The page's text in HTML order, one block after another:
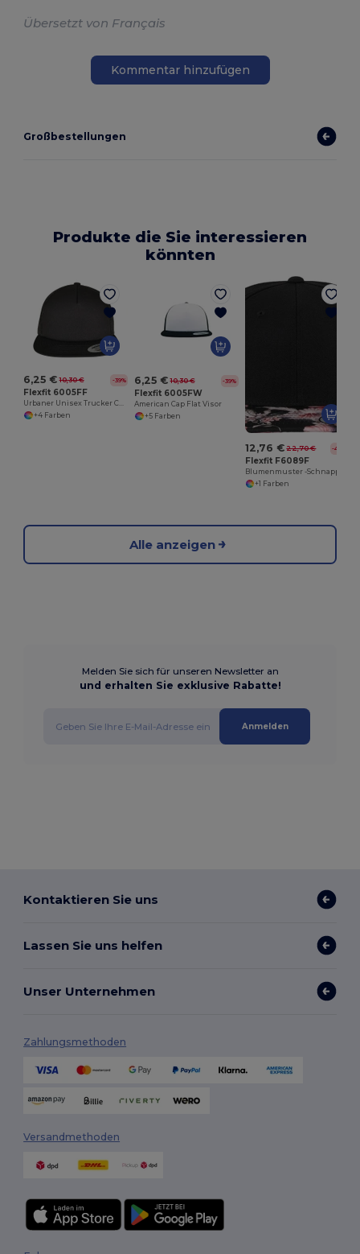
Übersetzt von Français
Kommentar hinzufügen
Großbestellungen
Produkte die Sie interessieren
könnten
6,25 € 10,30 € -39%
Flexfit 6005FF
Urbaner Unisex Trucker Cap mit Netzrückseite
+4 Farben
6,25 € 10,30 € -39%
Flexfit 6005FW
American Cap Flat Visor
+5 Farben
12,76 € 22,70 € -44%
Flexfit F6089F
+1 Farben
Alle anzeigen
Melden Sie sich für unseren Newsletter an
und erhalten Sie exklusive Rabatte!
Anmelden
Kontaktieren Sie uns
Lassen Sie uns helfen
Unser Unternehmen
Zahlungsmethoden
Versandmethoden